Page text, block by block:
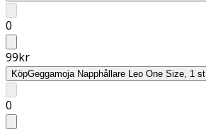
0
99kr
KöpGeggamoja Napphållare Leo One Size, 1 st
0